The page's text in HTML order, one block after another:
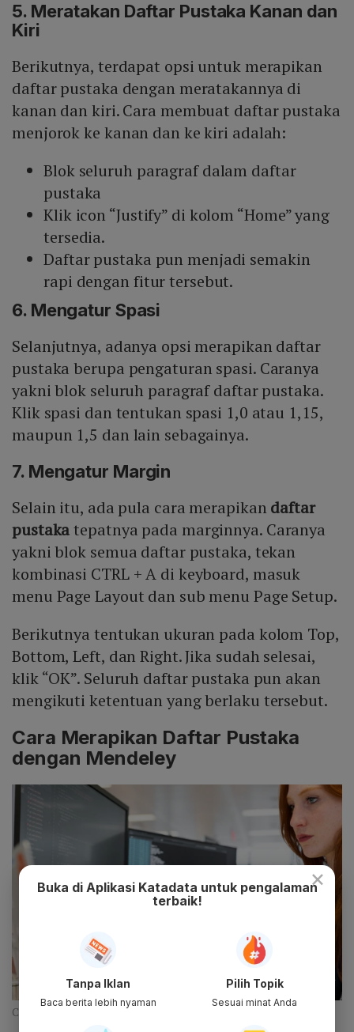
5. Meratakan Daftar Pustaka Kanan dan
Kiri
Berikutnya, terdapat opsi untuk merapikan
daftar pustaka dengan meratakannya di
kanan dan kiri. Cara membuat daftar pustaka
menjorok ke kanan dan ke kiri adalah:
Blok seluruh paragraf dalam daftar
pustaka
Klik icon “Justify” di kolom “Home” yang
tersedia.
Daftar pustaka pun menjadi semakin
rapi dengan fitur tersebut.
6. Mengatur Spasi
Selanjutnya, adanya opsi merapikan daftar
pustaka berupa pengaturan spasi. Caranya
yakni blok seluruh paragraf daftar pustaka.
Klik spasi dan tentukan spasi 1,0 atau 1,15,
maupun 1,5 dan lain sebagainya.
7. Mengatur Margin
Selain itu, ada pula cara merapikan daftar
pustakatepatnya pada marginnya. Caranya
yakni blok semua daftar pustaka, tekan
kombinasi CTRL + A di keyboard, masuk
menu Page Layout dan sub menu Page Setup.
Berikutnya tentukan ukuran pada kolom Top,
Bottom, Left, dan Right. Jika sudah selesai,
klik “OK”. Seluruh daftar pustaka pun akan
mengikuti ketentuan yang berlaku tersebut.
Cara Merapikan Daftar Pustaka
dengan Mendeley
Cara Merapikan Daftar Pustaka (Pexels)
×
Buka di Aplikasi Katadata untuk pengalaman
terbaik!
Tanpa Iklan
Baca berita lebih nyaman
Pilih Topik
Sesuai minat Anda